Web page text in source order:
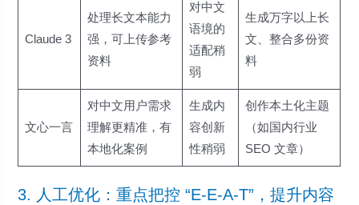
Claude 3
处理长文本能力
强，可上传参考
资料
对中文
语境的
适配稍
弱
生成万字以上长
文、整合多份资
料
文心一言
对中文用户需求
理解更精准，有
本地化案例
生成内
容创新
性稍弱
创作本土化主题
（如国内行业
SEO 文章）
3. 人工优化：重点把控 “E-E-A-T”，提升内容